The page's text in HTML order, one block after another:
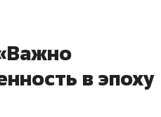
в эпоху